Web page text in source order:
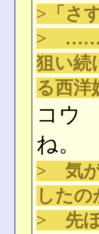
>「さ
> ………
狙い続
る西洋
コウ
ね。
> 気が
した
> 先ほ